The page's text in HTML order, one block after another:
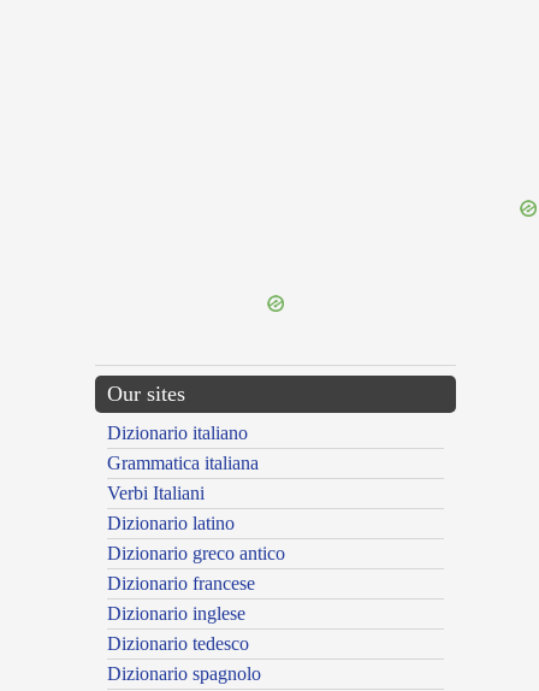
Our sites
Dizionario italiano
Grammatica italiana
Verbi Italiani
Dizionario latino
Dizionario greco antico
Dizionario francese
Dizionario inglese
Dizionario tedesco
Dizionario spagnolo